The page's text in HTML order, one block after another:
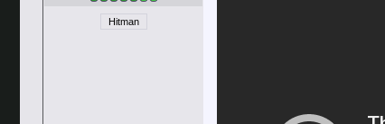
Hitman